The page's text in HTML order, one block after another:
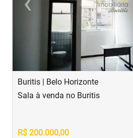
Previous
Buritis | Belo Horizonte
Sala à venda no Buritis
R$ 200.000,00